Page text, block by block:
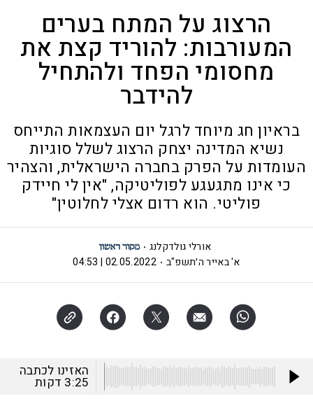
הרצוג על המתח בערים
המעורבות: להוריד קצת את
מחסומי הפחד ולהתחיל
להידבר
בראיון חג מיוחד לרגל יום העצמאות התייחס
נשיא המדינה יצחק הרצוג לשלל סוגיות
העומדות על הפרק בחברה הישראלית, והצהיר
כי אינו מתגעגע לפוליטיקה, "אין לי חיידק
פוליטי. הוא רדום אצלי לחלוטין"
אורלי גולדקלנג
א' באייר ה׳תשפ"ב
02.05.2022 | 04:53
האזינו לכתבה
3:25 דקות